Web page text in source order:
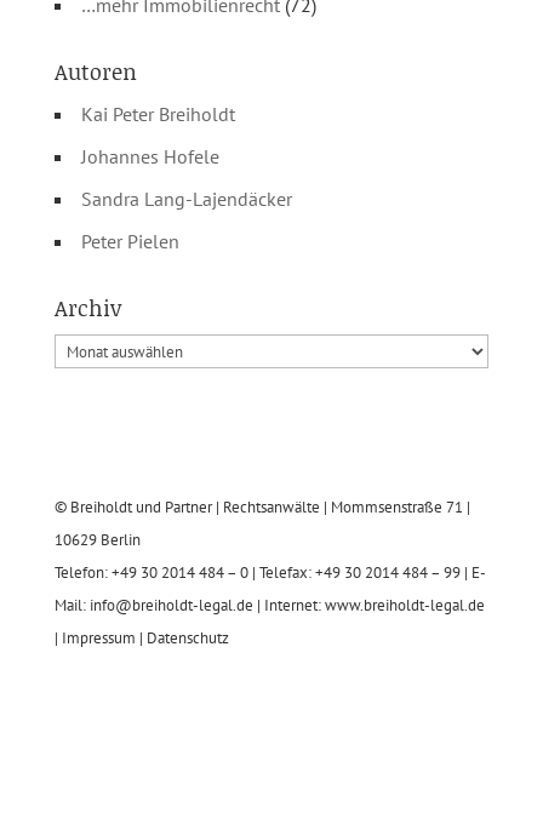
…mehr Immobilienrecht(72)
Autoren
Kai Peter Breiholdt
Johannes Hofele
Sandra Lang-Lajendäcker
Peter Pielen
Archiv
© Breiholdt und Partner | Rechtsanwälte | Mommsenstraße 71 |
10629 Berlin
Telefon: +49 30 2014 484 – 0 | Telefax: +49 30 2014 484 – 99 | E-
Mail: info@breiholdt-legal.de | Internet: www.breiholdt-legal.de
| Impressum | Datenschutz